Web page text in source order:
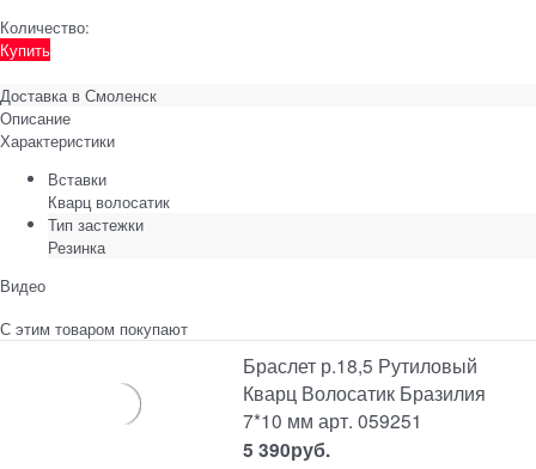
Количество:
Купить
Доставка в Смоленск
Описание
Характеристики
Вставки
Кварц волосатик
Тип застежки
Резинка
Видео
С этим товаром покупают
Браслет р.18,5 Рутиловый
Кварц Волосатик Бразилия
7*10 мм арт. 059251
5 390руб.